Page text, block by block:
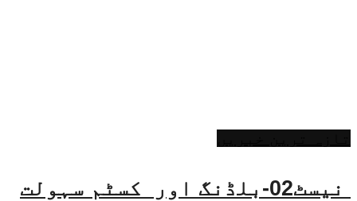
نیسٹ02-بلڈنگ اور کسٹم سہولت